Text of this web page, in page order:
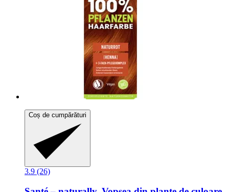
Coș de cumpărături
3.9 (26)